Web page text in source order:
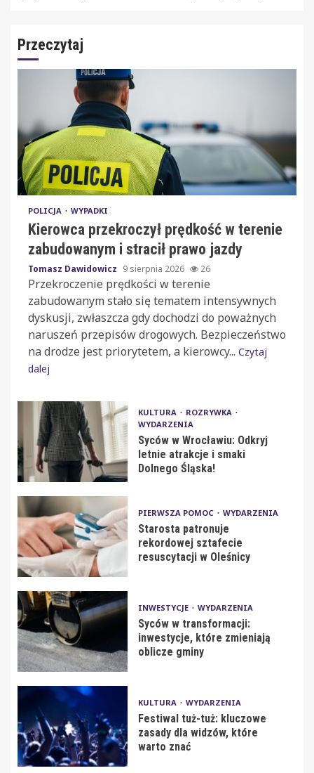
Przeczytaj
POLICJA WYPADKI
Kierowca przekroczył prędkość w terenie
zabudowanym i stracił prawo jazdy
Tomasz Dawidowicz 9 sierpnia 2026 26
Przekroczenie prędkości w terenie
zabudowanym stało się tematem intensywnych
dyskusji, zwłaszcza gdy dochodzi do poważnych
naruszeń przepisów drogowych. Bezpieczeństwo
na drodze jest priorytetem, a kierowcy... Czytaj
dalej
KULTURA
ROZRYWKA
WYDARZENIA
Syców w Wrocławiu: Odkryj
letnie atrakcje i smaki
Dolnego Śląska!
PIERWSZA POMOC WYDARZENIA
Starosta patronuje
rekordowej sztafecie
resuscytacji w Oleśnicy
INWESTYCJE WYDARZENIA
Syców w transformacji:
inwestycje, które zmieniają
oblicze gminy
KULTURA WYDARZENIA
Festiwal tuż-tuż: kluczowe
zasady dla widzów, które
warto znać